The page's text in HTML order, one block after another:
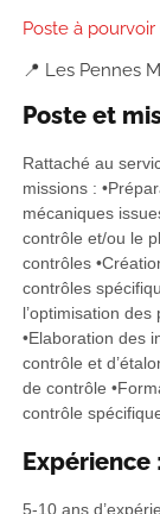
Poste à
📍 Les Pennes
Poste et
Rattaché au
missions :
mécaniques
contrôle et/ou le
contrôles
contrôles
l’optimisation
•Elaboration des
contrôle et
de contrôle
contrôle
Expérience :
5-10 ans